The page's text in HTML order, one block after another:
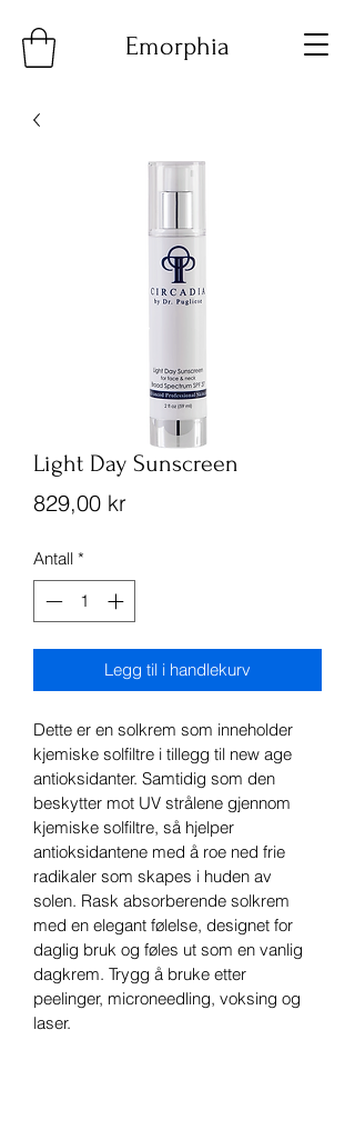
Emorphia
Light Day Sunscreen
829,00 kr
Antall *
Legg til i handlekurv
Dette er en solkrem som inneholder
kjemiske solfiltre i tillegg til new age
antioksidanter. Samtidig som den
beskytter mot UV strålene gjennom
kjemiske solfiltre, så hjelper
antioksidantene med å roe ned frie
radikaler som skapes i huden av
solen. Rask absorberende solkrem
med en elegant følelse, designet for
daglig bruk og føles ut som en vanlig
dagkrem. Trygg å bruke etter
peelinger, microneedling, voksing og
laser.